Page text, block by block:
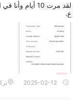
لقد مرت 10
ع.
2025-02-12